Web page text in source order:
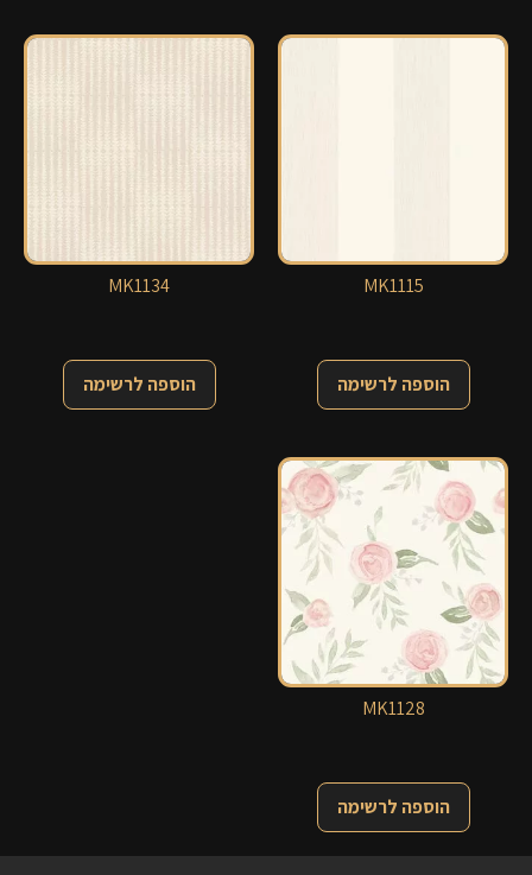
MK1115
הוספה לרשימה
MK1134
הוספה לרשימה
MK1128
הוספה לרשימה